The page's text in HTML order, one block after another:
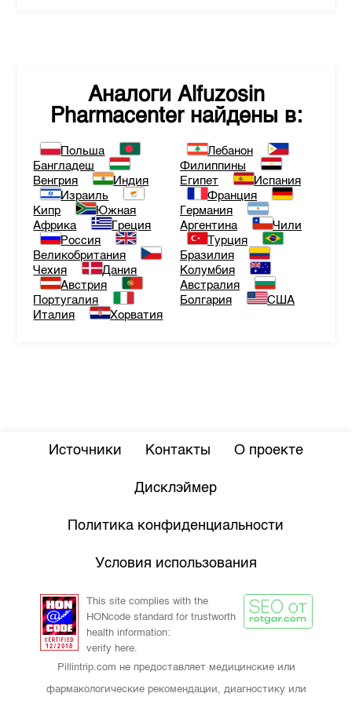
Аналоги Alfuzosin
Pharmacenterнайдены в:
Польша
Бангладеш
Венгрия
Индия
Израиль
Кипр
Южная
Африка
Греция
Россия
Великобритания
Чехия
Дания
Австрия
Португалия
Италия
Хорватия
Лебанон
Филиппины
Египет
Испания
Франция
Германия
Аргентина
Чили
Турция
Бразилия
Колумбия
Австралия
Болгария
США
Источники Контакты О проекте
Дисклэймер
Политика конфиденциальности
Условия использования
This site complies with the
HONcode standard for trustworth
health information:
verify here.
Pillintrip.com не предоставляет медицинские или
фармакологические рекомендации, диагностику или